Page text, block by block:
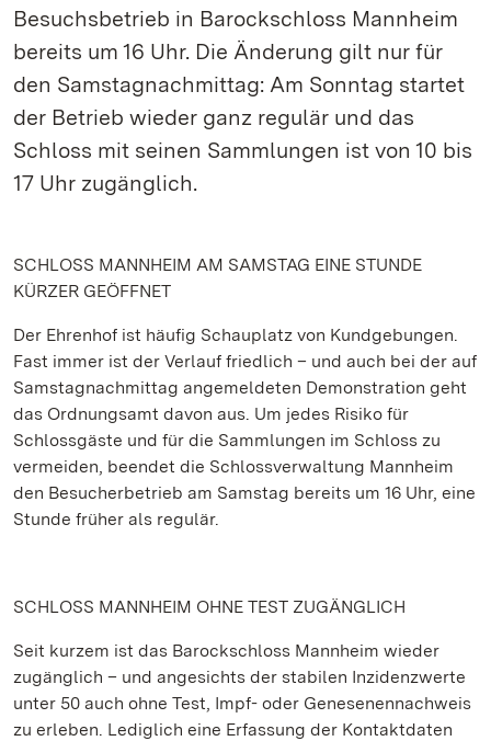
Besuchsbetrieb in Barockschloss Mannheim
bereits um 16 Uhr. Die Änderung gilt nur für
den Samstagnachmittag: Am Sonntag startet
der Betrieb wieder ganz regulär und das
Schloss mit seinen Sammlungen ist von 10 bis
17 Uhr zugänglich.
SCHLOSS MANNHEIM AM SAMSTAG EINE STUNDE
KÜRZER GEÖFFNET
Der Ehrenhof ist häufig Schauplatz von Kundgebungen.
Fast immer ist der Verlauf friedlich – und auch bei der auf
Samstagnachmittag angemeldeten Demonstration geht
das Ordnungsamt davon aus. Um jedes Risiko für
Schlossgäste und für die Sammlungen im Schloss zu
vermeiden, beendet die Schlossverwaltung Mannheim
den Besucherbetrieb am Samstag bereits um 16 Uhr, eine
Stunde früher als regulär.
SCHLOSS MANNHEIM OHNE TEST ZUGÄNGLICH
Seit kurzem ist das Barockschloss Mannheim wieder
zugänglich – und angesichts der stabilen Inzidenzwerte
unter 50 auch ohne Test, Impf- oder Genesenennachweis
zu erleben. Lediglich eine Erfassung der Kontaktdaten